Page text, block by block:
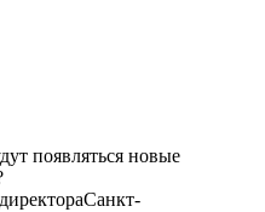
появляться новые
Санкт-